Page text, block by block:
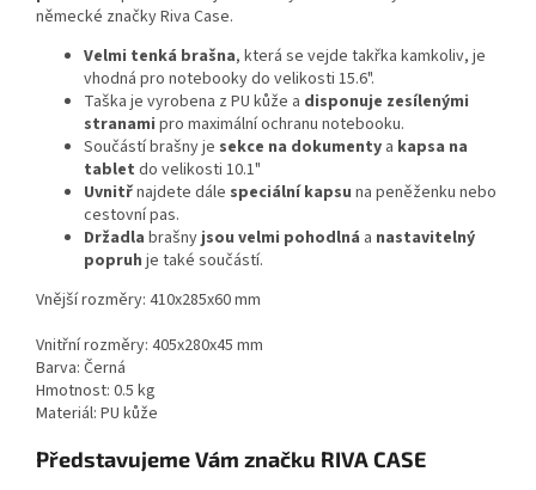
německé značky Riva Case.
Velmi tenká brašna, která se vejde takřka kamkoliv, je
vhodná pro notebooky do velikosti 15.6".
Taška je vyrobena z PU kůže a disponuje zesílenými
stranami pro maximální ochranu notebooku.
Součástí brašny je sekce na dokumenty a kapsa na
tablet do velikosti 10.1"
Uvnitřnajdete dále speciální kapsu na peněženku nebo
cestovní pas.
Držadla brašnyjsou velmi pohodlná a nastavitelný
popruh je také součástí.
Vnější rozměry: 410x285x60 mm
Vnitřní rozměry: 405x280x45 mm
Barva: Černá
Hmotnost: 0.5 kg
Materiál: PU kůže
Představujeme Vám značku RIVA CASE